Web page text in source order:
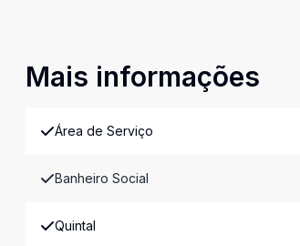
Mais informações
Área de Serviço
Banheiro Social
Quintal